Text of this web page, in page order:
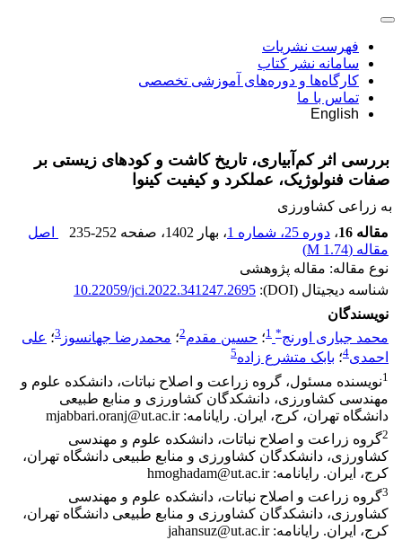
فهرست نشریات
سامانه نشر کتاب
کارگاه‌ها و دوره‌های آموزشی تخصصی
تماس با ما
English
بررسی اثر کم‌آبیاری، تاریخ کاشت و کودهای زیستی بر
صفات فنولوژیک، عملکرد و کیفیت کینوا
به زراعی کشاورزی
مقاله 16
، دوره 25، شماره 1 ، بهار 1402 ، صفحه 235-252
اصل
مقاله (1.74 M
)
نوع مقاله: مقاله پژوهشی
شناسه دیجیتال (DOI):
10.22059/jci.2022.341247.2695
نویسندگان
محمد جباری اورنج*
1؛ حسین مقدم2؛ محمدرضا جهانسوز 3؛ علی
احمدی4؛ بابک متشرع زاده5
1نویسنده مسئول، گروه زراعت و اصلاح نباتات، دانشکده علوم و
مهندسی کشاورزی، دانشکدگان کشاورزی و منابع طبیعی
دانشگاه تهران، کرج، ایران. رایانامه: mjabbari.oranj@ut.ac.ir
2گروه زراعت و اصلاح نباتات، دانشکده علوم و مهندسی
کشاورزی، دانشکدگان کشاورزی و منابع طبیعی دانشگاه تهران،
کرج، ایران. رایانامه: hmoghadam@ut.ac.ir
3گروه زراعت و اصلاح نباتات، دانشکده علوم و مهندسی
کشاورزی، دانشکدگان کشاورزی و منابع طبیعی دانشگاه تهران،
کرج، ایران. رایانامه: jahansuz@ut.ac.ir